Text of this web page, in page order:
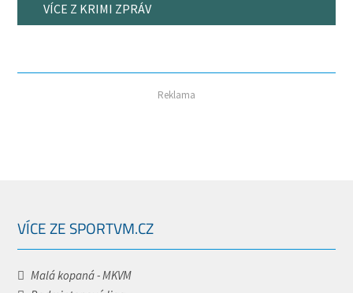
VÍCE Z KRIMI ZPRÁV
Reklama
VÍCE ZE SPORTVM.CZ
Malá kopaná - MKVM